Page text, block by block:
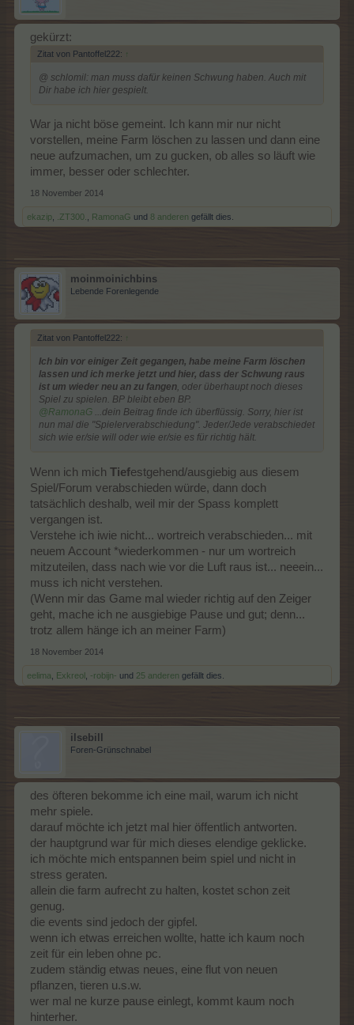
gekürzt:
Zitat von Pantoffel222: ↑
@ schlomil: man muss dafür keinen Schwung haben. Auch mit
Dir habe ich hier gespielt.
War ja nicht böse gemeint. Ich kann mir nur nicht
vorstellen, meine Farm löschen zu lassen und dann eine
neue aufzumachen, um zu gucken, ob alles so läuft wie
immer, besser oder schlechter.
18 November 2014
ekazip .ZT300. RamonaG und 8 anderen gefällt dies.
moinmoinichbins
Lebende Forenlegende
Zitat von Pantoffel222: ↑
Ich bin vor einiger Zeit gegangen, habe meine Farm löschen
lassen und ich merke jetzt und hier, dass der Schwung raus
ist um wieder neu an zu fangen, oder überhaupt noch dieses
Spiel zu spielen. BP bleibt eben BP.
@RamonaG ...dein Beitrag finde ich überflüssig. Sorry, hier ist
nun mal die "Spielerverabschiedung". Jeder/Jede verabschiedet
sich wie er/sie will oder wie er/sie es für richtig hält.
Wenn ich mich Tiefestgehend/ausgiebig aus diesem
Spiel/Forum verabschieden würde, dann doch
tatsächlich deshalb, weil mir der Spass komplett
vergangen ist.
Verstehe ich iwie nicht... wortreich verabschieden... mit
neuem Account *wiederkommen - nur um wortreich
mitzuteilen, dass nach wie vor die Luft raus ist... neeein...
muss ich nicht verstehen.
(Wenn mir das Game mal wieder richtig auf den Zeiger
geht, mache ich ne ausgiebige Pause und gut; denn...
trotz allem hänge ich an meiner Farm)
18 November 2014
eelima Exkreol -robijn- und 25 anderen gefällt dies.
ilsebill
Foren-Grünschnabel
des öfteren bekomme ich eine mail, warum ich nicht
mehr spiele.
darauf möchte ich jetzt mal hier öffentlich antworten.
der hauptgrund war für mich dieses elendige geklicke.
ich möchte mich entspannen beim spiel und nicht in
stress geraten.
allein die farm aufrecht zu halten, kostet schon zeit
genug.
die events sind jedoch der gipfel.
wenn ich etwas erreichen wollte, hatte ich kaum noch
zeit für ein leben ohne pc.
zudem ständig etwas neues, eine flut von neuen
pflanzen, tieren u.s.w.
wer mal ne kurze pause einlegt, kommt kaum noch
hinterher.